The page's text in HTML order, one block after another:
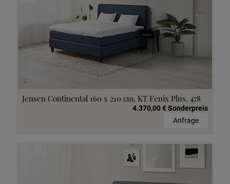
Jensen Continental 160 x 210 cm, KT Fenix Plus, 478
4.370,00 € Sonderpreis
Anfrage